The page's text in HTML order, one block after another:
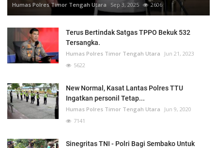
Humas Polres Timor Tengah Utara Sep 3, 2025 2606
Terus Bertindak Satgas TPPO Bekuk 532
Tersangka.
Humas Polres Timor Tengah Utara
Jun 21, 2023
5622
New Normal, Kasat Lantas Polres TTU
Ingatkan personil Tetap...
Humas Polres Timor Tengah Utara
Jun 9, 2020
7141
Sinegritas TNI - Polri Bagi Sembako Untuk